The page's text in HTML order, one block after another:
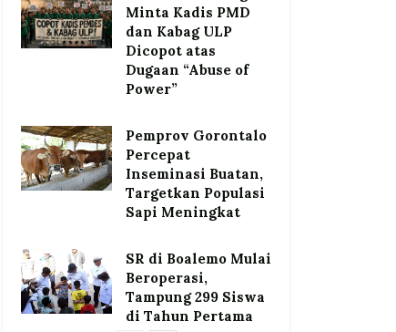
Minta Kadis PMD
dan Kabag ULP
Dicopot atas
Dugaan “Abuse of
Power”
Pemprov Gorontalo
Percepat
Inseminasi Buatan,
Targetkan Populasi
Sapi Meningkat
SR di Boalemo Mulai
Beroperasi,
Tampung 299 Siswa
di Tahun Pertama